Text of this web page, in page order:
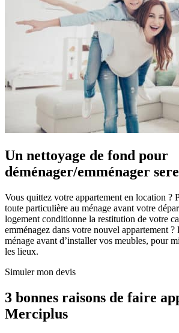
Un nettoyage de fond pour
déménager/emménager
Vous quittez votre appartement en location ?
toute particulière au ménage avant votre
logement conditionne la restitution de votre
emménagez dans votre nouvel appartement ?
ménage avant d’installer vos meubles, pour
les lieux.
Simuler mon devis
3 bonnes raisons de faire
Merciplus